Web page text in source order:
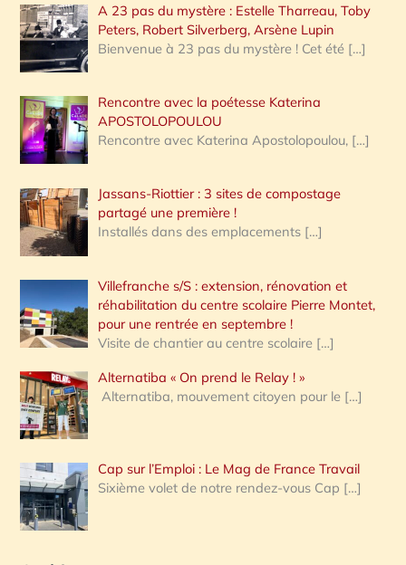
A 23 pas du mystère : Estelle Tharreau, Toby
Peters, Robert Silverberg, Arsène Lupin
Bienvenue à 23 pas du mystère ! Cet été […]
Rencontre avec la poétesse Katerina
APOSTOLOPOULOU
Rencontre avec Katerina Apostolopoulou, […]
Jassans-Riottier : 3 sites de compostage
partagé une première !
Installés dans des emplacements […]
Villefranche s/S : extension, rénovation et
réhabilitation du centre scolaire Pierre Montet,
pour une rentrée en septembre !
Visite de chantier au centre scolaire […]
Alternatiba « On prend le Relay ! »
Alternatiba, mouvement citoyen pour le […]
Cap sur l’Emploi : Le Mag de France Travail
Sixième volet de notre rendez-vous Cap […]